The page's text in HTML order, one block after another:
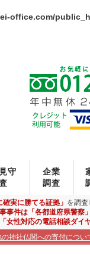
office.com/
守
企業
調査
確実に勝てる証拠」 を調
事件は「各都道府県警察」
「女性対応の電話相談ダイ
の神社仏閣への寄付につい